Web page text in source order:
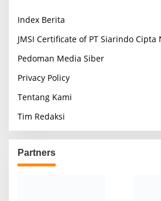
p
a
g
i
a
t
i
o
n
Index Berita
JMSI Certificate of PT Siarindo Cipta
Pedoman Media Siber
Privacy Policy
Tentang Kami
Tim Redaksi
Partners